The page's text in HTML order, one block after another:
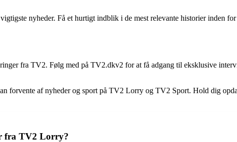
nyheder. Få et hurtigt indblik i de mest relevante historier inden
fra TV2. Følg med på TV2.dkv2 for at få adgang til eksklusive
forvente af nyheder og sport på TV2 Lorry og TV2 Sport. Hold dig
fra TV2 Lorry?